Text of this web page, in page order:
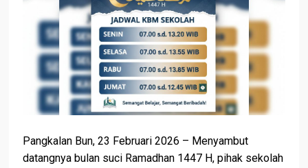
Pangkalan Bun, 23 Februari 2026 – Menyambut
datangnya bulan suci Ramadhan 1447 H, pihak sekolah